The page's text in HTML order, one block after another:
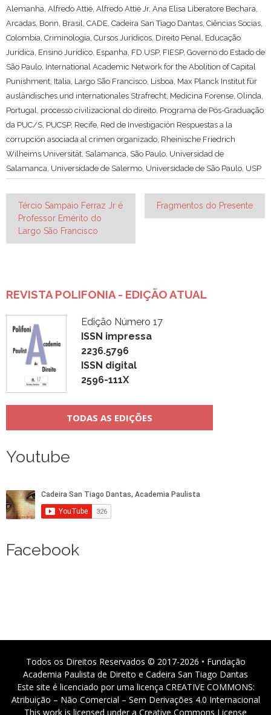
Alemanha Alfredo Attié Alfredo Attié Jr, Ana Elisa Liberatore Bechara
Arcadas Bonn Brasil CADE Cadeira San Tiago Dantas Ciências Socias
Colombia Criminologia Cursos Jurídicos Direito Penal
Educação
Jurídica Ensino Jurídico Espanha FD.USP, FIESP, Governo do Estado de
São Paulo International Academic Network for the Abolition of Capital
Punishment Italia Largo São Francisco Lisboa Max Planck Institut für
ausländisches und internationales Strafrecht Medicina Forense Olinda
Portugal
processo civilizacional do direito Programa de Pós-Graduação
da PUC/S PUCSP, Recife Red de Investigación Respuestas a la
corrupción asociada al crimen organizado Rheinische Friedrich
Wilheims Universität Salamanca São Paulo Universidad de
Salamanca Universidade de Salermo Universidade de São Paulo USP
Navegação
de
Post
Tércio Sampaio Ferraz Jr é
Professor Emérito do
Largo São Francisco
Fragmentos do Presente
REVISTA POLIFONIA - EDIÇÃO ATUAL
Edição Número 17
ISSN impressa
2236.5796
ISSN digital
2596-111X
TODAS AS EDIÇÕES
Youtube
Facebook
Todos os Direitos Reservados © 2017-2026 • Fundação
Academia Paulista de Direito e Cadeira San Tiago Dantas
Este site é licenciado por uma licença CREATIVE COMMONS:
Atribuição – Não Comercial – Sem Derivações 4.0 Internacional
This work is licensed under a Creative Commons License